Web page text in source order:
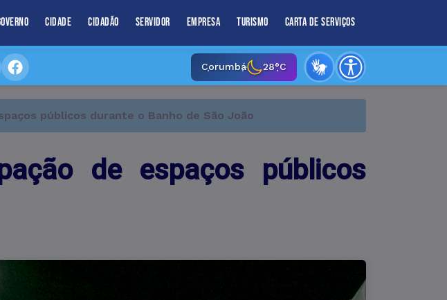
Cidade Cidadão Servidor Empresa Turismo Carta de Serviços
Corumbá 28°C
públicos durante o Banho de São João
de espaços públicos